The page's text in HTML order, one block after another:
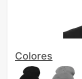
Colores